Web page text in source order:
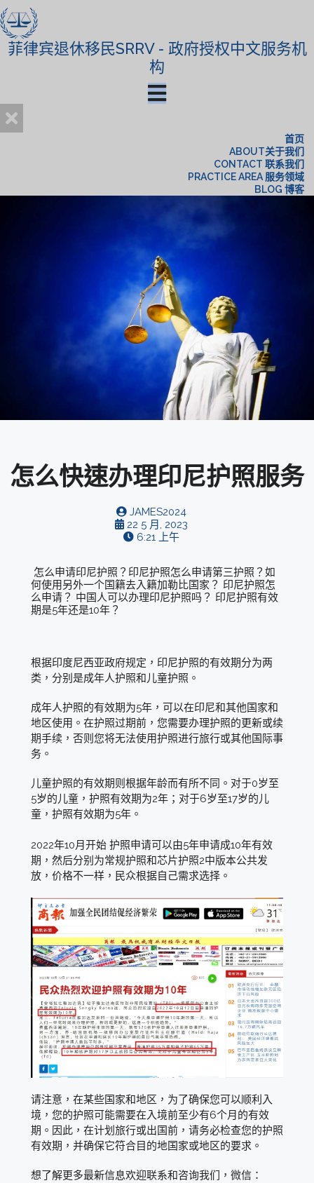
菲律宾退休移民SRRV - 政府授权中文服务机
构
首页
ABOUT关于我们
CONTACT 联系我们
PRACTICE AREA 服务领域
BLOG 博客
怎么快速办理印尼护照服务
JAMES2024
22 5 月, 2023
6:21 上午
怎么申请印尼护照？印尼护照怎么申请第三护照？如
何使用另外一个国籍去入籍加勒比国家？ 印尼护照怎
么申请？ 中国人可以办理印尼护照吗？ 印尼护照有效
期是5年还是10年？
根据印度尼西亚政府规定，印尼护照的有效期分为两
类，分别是成年人护照和儿童护照。
成年人护照的有效期为5年，可以在印尼和其他国家和
地区使用。在护照过期前，您需要办理护照的更新或续
期手续，否则您将无法使用护照进行旅行或其他国际事
务。
儿童护照的有效期则根据年龄而有所不同。对于0岁至
5岁的儿童，护照有效期为2年；对于6岁至17岁的儿
童，护照有效期为5年。
2022年10月开始 护照申请可以由5年申请成10年有效
期，然后分别为常规护照和芯片护照2中版本公共发
放，价格不一样，民众根据自己需求选择。
请注意，在某些国家和地区，为了确保您可以顺利入
境，您的护照可能需要在入境前至少有6个月的有效
期。因此，在计划旅行或出国前，请务必检查您的护照
有效期，并确保它符合目的地国家或地区的要求。
想了解更多最新信息欢迎联系和咨询我们，微信：